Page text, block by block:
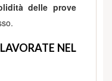
delle prove
NEL